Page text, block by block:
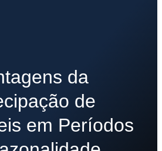
da
de
em Períodos